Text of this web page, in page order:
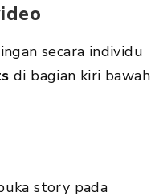
secara individu
di bagian kiri bawah
story pada